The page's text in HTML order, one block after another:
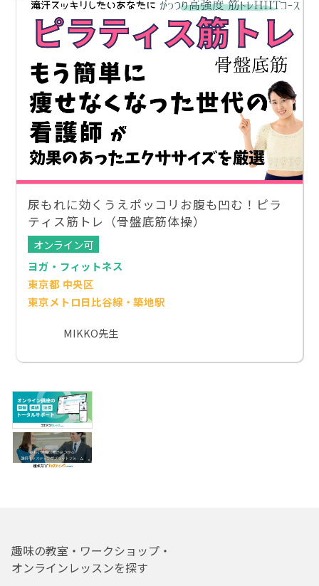
尿もれに効くうえポッコリお腹も凹む！ピラ
ティス筋トレ（骨盤底筋体操）
オンライン可
ヨガ・フィットネス
東京都 中央区
東京メトロ日比谷線・築地駅
MIKKO先生
趣味の教室・ワークショップ・
オンラインレッスンを探す